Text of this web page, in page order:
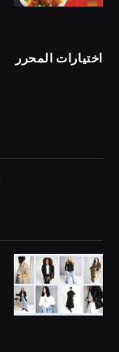
اختيارات المحرر